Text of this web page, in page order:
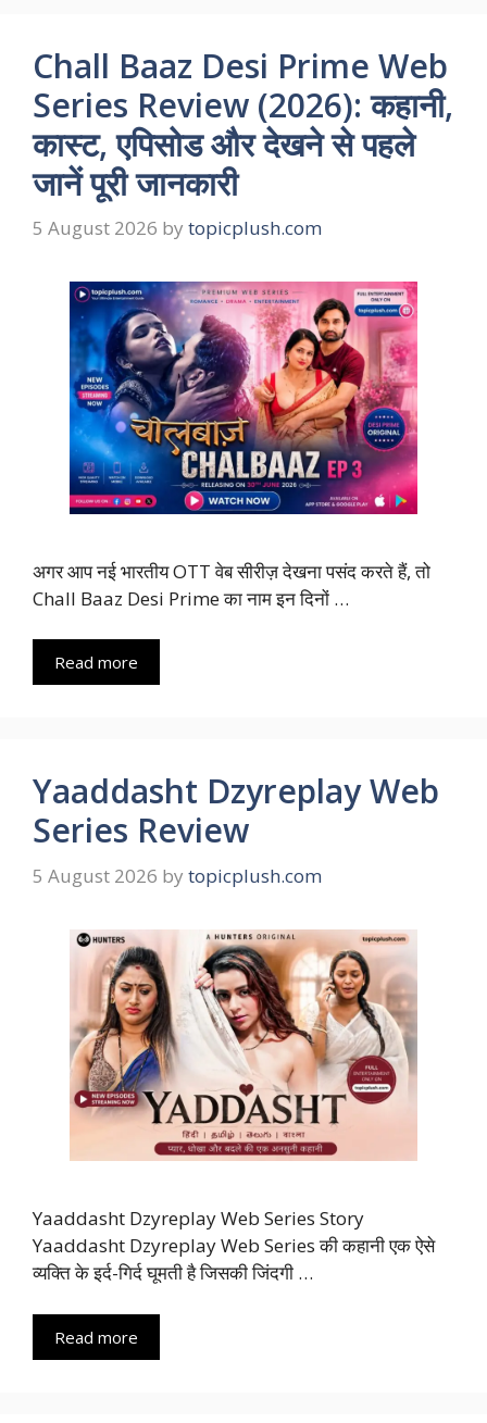
Chall Baaz Desi Prime Web
Series Review (2026): कहानी,
कास्ट, एपिसोड और देखने से पहले
जानें पूरी जानकारी
5 August 2026 by topicplush.com
अगर आप नई भारतीय OTT वेब सीरीज़ देखना पसंद करते हैं, तो
Chall Baaz Desi Prime का नाम इन दिनों …
Read more
Yaaddasht Dzyreplay Web
Series Review
5 August 2026 by topicplush.com
Yaaddasht Dzyreplay Web Series Story
Yaaddasht Dzyreplay Web Series की कहानी एक ऐसे
व्यक्ति के इर्द-गिर्द घूमती है जिसकी जिंदगी …
Read more